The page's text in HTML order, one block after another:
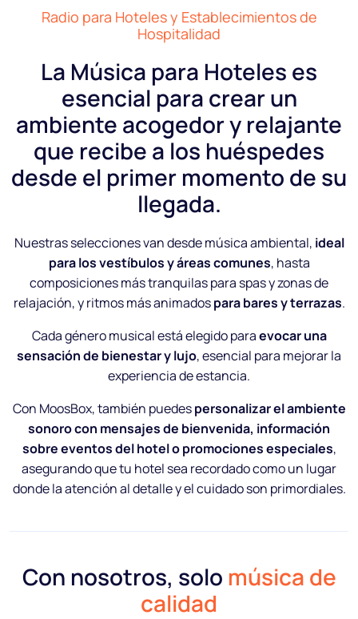
Radio para Hoteles y Establecimientos de
Hospitalidad
La Música para Hoteles es
esencial para crear un
ambiente acogedor y relajante
que recibe a los huéspedes
desde el primer momento de su
llegada.
Nuestras selecciones van desde música ambiental, ideal
para los vestíbulos y áreas comunes, hasta
composiciones más tranquilas para spas y zonas de
relajación, y ritmos más animadospara bares y terrazas.
Cada género musical está elegido paraevocar una
sensación de bienestar y lujo, esencial para mejorar la
experiencia de estancia.
Con MoosBox, también puedespersonalizar el ambiente
sonoro con mensajes de bienvenida, información
sobre eventos del hotel o promociones especiales,
asegurando que tu hotel sea recordado como un lugar
donde la atención al detalle y el cuidado son primordiales.
Con nosotros, solo música de
calidad